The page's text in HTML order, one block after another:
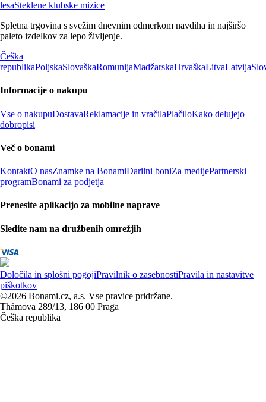
lesaSteklene klubske mizice
Spletna trgovina s svežim dnevnim odmerkom navdiha in najširšo
paleto izdelkov za lepo življenje.
Češka
republikaPoljskaSlovaškaRomunijaMadžarskaHrvaškaLitvaLatvija
Informacije o nakupu
Vse o nakupuDostavaReklamacije in vračilaPlačiloKako delujejo
dobropisi
Več o bonami
KontaktO nasZnamke na BonamiDarilni boniZa medijePartnerski
programBonami za podjetja
Prenesite aplikacijo za mobilne naprave
Sledite nam na družbenih omrežjih
Določila in splošni pogojiPravilnik o zasebnostiPravila in nastavitve
piškotkov
©2026 Bonami.cz, a.s. Vse pravice pridržane.
Thámova 289/13, 186 00 Praga
Češka republika